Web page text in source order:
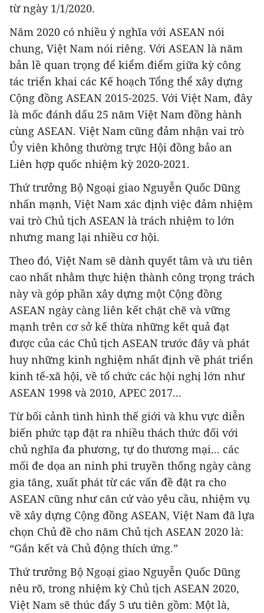
từ ngày 1/1/2020.
Năm 2020 có nhiều ý nghĩa với ASEAN nói
chung, Việt Nam nói riêng. Với ASEAN là năm
bản lề quan trọng để kiểm điểm giữa kỳ công
tác triển khai các Kế hoạch Tổng thể xây dựng
Cộng đồng ASEAN 2015-2025. Với Việt Nam, đây
là mốc đánh dấu 25 năm Việt Nam đồng hành
cùng ASEAN. Việt Nam cũng đảm nhận vai trò
Ủy viên không thường trực Hội đồng bảo an
Liên hợp quốc nhiệm kỳ 2020-2021.
Thứ trưởng Bộ Ngoại giao Nguyễn Quốc Dũng
nhấn mạnh, Việt Nam xác định việc đảm nhiệm
vai trò Chủ tịch ASEAN là trách nhiệm to lớn
nhưng mang lại nhiều cơ hội.
Theo đó, Việt Nam sẽ dành quyết tâm và ưu tiên
cao nhất nhằm thực hiện thành công trọng trách
này và góp phần xây dựng một Cộng đồng
ASEAN ngày càng liên kết chặt chẽ và vững
mạnh trên cơ sở kế thừa những kết quả đạt
được của các Chủ tịch ASEAN trước đây và phát
huy những kinh nghiệm nhất định về phát triển
kinh tế-xã hội, về tổ chức các hội nghị lớn như
ASEAN 1998 và 2010, APEC 2017...
Từ bối cảnh tình hình thế giới và khu vực diễn
biến phức tạp đặt ra nhiều thách thức đối với
chủ nghĩa đa phương, tự do thương mại... các
mối đe dọa an ninh phi truyền thống ngày càng
gia tăng, xuất phát từ các vấn đề đặt ra cho
ASEAN cũng như căn cứ vào yêu cầu, nhiệm vụ
về xây dựng Cộng đồng ASEAN, Việt Nam đã lựa
chọn Chủ đề cho năm Chủ tịch ASEAN 2020 là:
“Gắn kết và Chủ động thích ứng.”
Thứ trưởng Bộ Ngoại giao Nguyễn Quốc Dũng
nêu rõ, trong nhiệm kỳ Chủ tịch ASEAN 2020,
Việt Nam sẽ thúc đẩy 5 ưu tiên gồm: Một là,